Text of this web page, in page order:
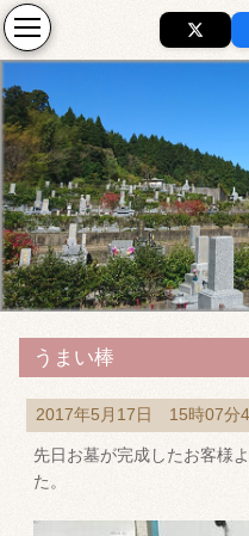
うまい棒
2017年5月17日 15時07分
先日お墓が完成したお客様
た。